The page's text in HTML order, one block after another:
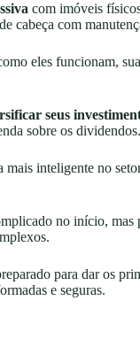
com imóveis
cabeça com
eles funcionam,
seus
sobre os dividendos.
mais inteligente no
no início, mas
para dar os
e seguras.